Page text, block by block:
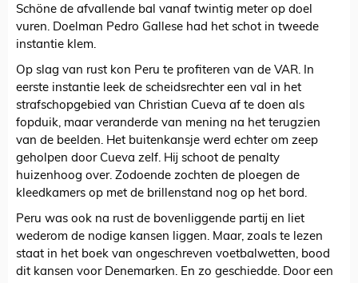
Schöne de afvallende bal vanaf twintig meter op doel
vuren. Doelman Pedro Gallese had het schot in tweede
instantie klem.
Op slag van rust kon Peru te profiteren van de VAR. In
eerste instantie leek de scheidsrechter een val in het
strafschopgebied van Christian Cueva af te doen als
fopduik, maar veranderde van mening na het terugzien
van de beelden. Het buitenkansje werd echter om zeep
geholpen door Cueva zelf. Hij schoot de penalty
huizenhoog over. Zodoende zochten de ploegen de
kleedkamers op met de brillenstand nog op het bord.
Peru was ook na rust de bovenliggende partij en liet
wederom de nodige kansen liggen. Maar, zoals te lezen
staat in het boek van ongeschreven voetbalwetten, bood
dit kansen voor Denemarken. En zo geschiedde. Door een